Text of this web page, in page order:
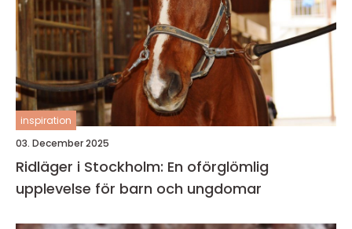
inspiration
03. December 2025
Ridläger i Stockholm: En oförglömlig
upplevelse för barn och ungdomar